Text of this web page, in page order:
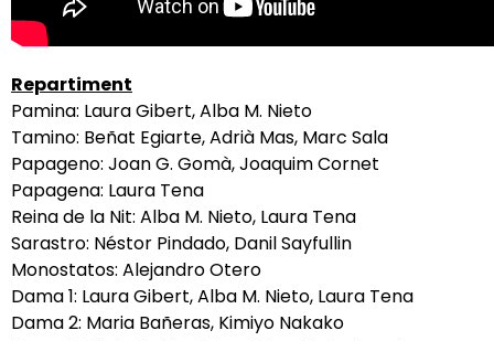
Repartiment
Pamina: Laura Gibert, Alba M. Nieto
Tamino: Beñat Egiarte, Adrià Mas, Marc Sala
Papageno: Joan G. Gomà, Joaquim Cornet
Papagena: Laura Tena
Reina de la Nit: Alba M. Nieto, Laura Tena
Sarastro: Néstor Pindado, Danil Sayfullin
Monostatos: Alejandro Otero
Dama 1: Laura Gibert, Alba M. Nieto, Laura Tena
Dama 2: Maria Bañeras, Kimiyo Nakako